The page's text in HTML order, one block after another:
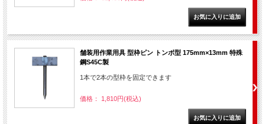
舗装用作業用具 型枠ピン トンボ型 175mm×13mm 特殊
鋼S45C製
1本で2本の型枠を固定できます
価格： 1,810円(税込)